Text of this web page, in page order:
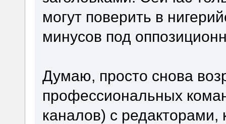
могут поверить в
минусов под
Думаю, просто снова
профессиональных
каналов) с